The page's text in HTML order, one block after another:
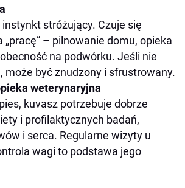
stróżujący. Czuje się
„pracę” – pilnowanie domu, opieka
na podwórku. Jeśli nie
może być znudzony i sfrustrowany.
weterynaryjna
kuvasz potrzebuje dobrze
i profilaktycznych badań,
i serca. Regularne wizyty u
wagi to podstawa jego